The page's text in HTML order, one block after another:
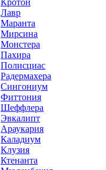
Кротон
Лавр
Маранта
Мирсина
Монстера
Пахира
Полисциас
Радермахера
Сингониум
Фиттония
Шеффлера
Эвкалипт
Араукария
Каладиум
Клузия
Ктенанта